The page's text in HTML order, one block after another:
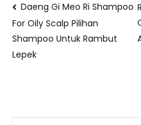
Daeng Gi Meo Ri Shampoo
For Oily Scalp Pilihan
Shampoo Untuk Rambut
Lepek